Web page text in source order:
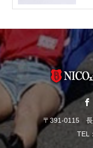
〒391-0115 長
TEL